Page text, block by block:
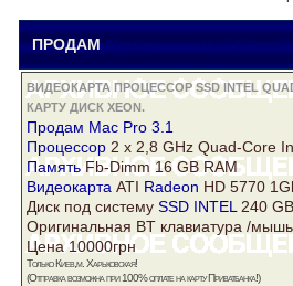
ПРОДАМ Drake
ВИДЕОКАРТА ПРОЦЕССОР SSD INTEL
КАРТУ ДИСК XEON.
Продам Mac Pro 3.1
Процессор 2 x 2,8 GHz Quad-Core
ПамятьFb-Dimm 16 GB RAM
Видеокарта ATI Radeon HD 5770
Диск под систему SSD INTEL 240 GB
Оригинальная BT клавиатура /мышь
Цена 10000грн
Только Киев,м. Харьковская!
(Отправка возможна при 100% оплате накартуПриватбанка!)